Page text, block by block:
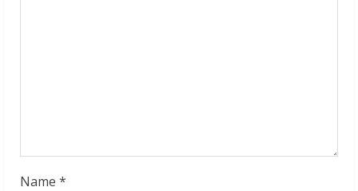
Name *